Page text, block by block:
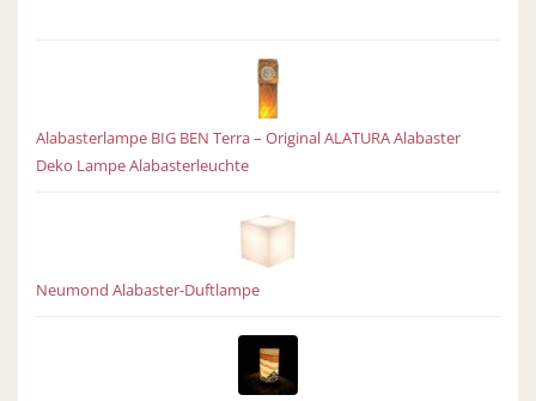
Alabasterlampe BIG BEN Terra – Original ALATURA Alabaster
Deko Lampe Alabasterleuchte
Neumond Alabaster-Duftlampe